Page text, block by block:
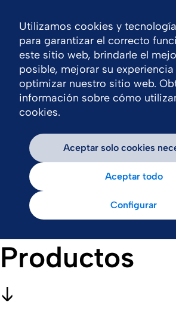
Productos
Utilizamos cookies y
para garantizar el correcto
este sitio web, brindarle el
posible, mejorar su
optimizar nuestro sitio web.
información sobre cómo
cookies.
Aceptar solo cookies
Aceptar todo
Configurar